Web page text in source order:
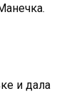
и дала